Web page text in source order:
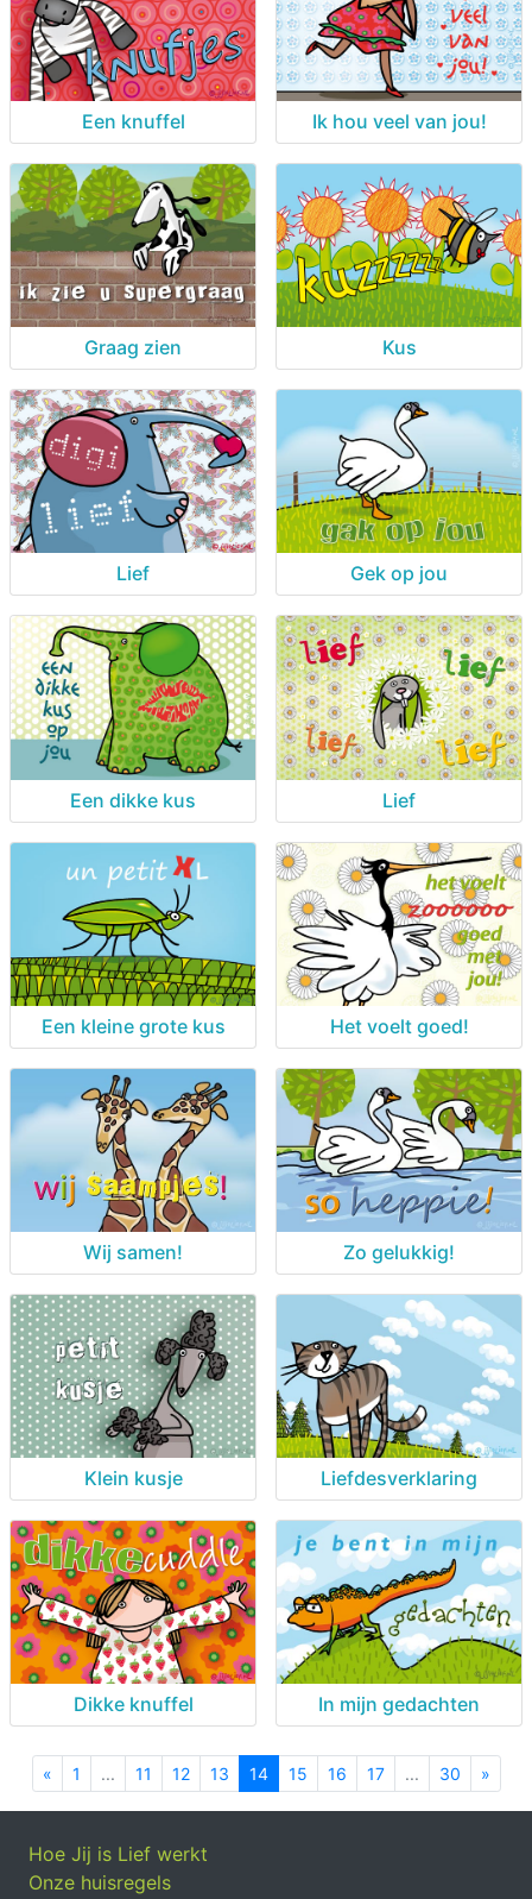
Een knuffel Ik hou veel van jou!
Graag zien Kus
Lief Gek op jou
Een dikke kus Lief
Een kleine grote kus Het voelt goed!
Wij samen! Zo gelukkig!
Klein kusje Liefdesverklaring
Dikke knuffel In mijn gedachten
« Previous
1 ... 11 12 13 14 15 16 17 ... 30 »
Hoe Jij is Lief werkt
Onze huisregels